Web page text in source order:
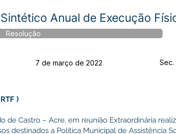
Anual de Execução
Resolução
7 de março de 2022 Sec.
RTF )
de Castro – Acre, em reunião Extraordinária
destinados a Política Municipal de Assistência